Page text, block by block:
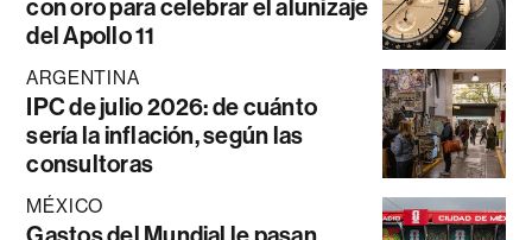
con oro para celebrar el alunizaje
del Apollo 11
ARGENTINA
IPC de julio 2026: de cuánto
sería la inflación, según las
consultoras
MÉXICO